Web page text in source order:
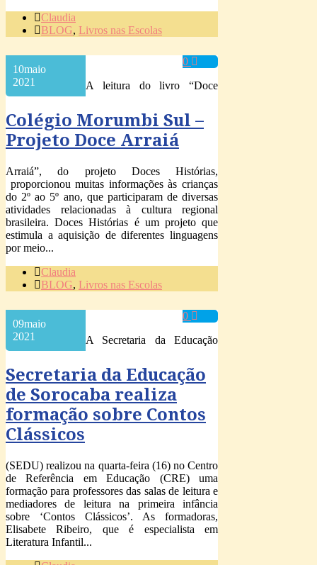
Claudia
BLOG, Livros nas Escolas
10maio
2021
0
Colégio Morumbi Sul –
Projeto Doce Arraiá
A leitura do livro “Doce
Arraiá”, do projeto Doces Histórias,
proporcionou muitas informações às crianças
do 2º ao 5º ano, que participaram de diversas
atividades relacionadas à cultura regional
brasileira. Doces Histórias é um projeto que
estimula a aquisição de diferentes linguagens
por meio...
Claudia
BLOG, Livros nas Escolas
09maio
2021
0
Secretaria da Educação
de Sorocaba realiza
formação sobre Contos
Clássicos
A Secretaria da Educação
(SEDU) realizou na quarta-feira (16) no Centro
de Referência em Educação (CRE) uma
formação para professores das salas de leitura e
mediadores de leitura na primeira infância
sobre ‘Contos Clássicos’. As formadoras,
Elisabete Ribeiro, que é especialista em
Literatura Infantil...